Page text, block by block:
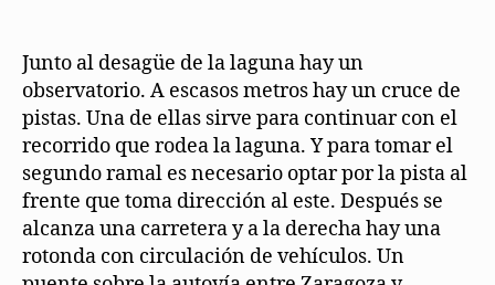
Junto al desagüe de la laguna hay un
observatorio. A escasos metros hay un cruce de
pistas. Una de ellas sirve para continuar con el
recorrido que rodea la laguna. Y para tomar el
segundo ramal es necesario optar por la pista al
frente que toma dirección al este. Después se
alcanza una carretera y a la derecha hay una
rotonda con circulación de vehículos. Un